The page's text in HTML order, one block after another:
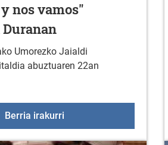
nos vamos"
Umorezko Jaialdi
abuztuaren 22an
Berria irakurri"La última y nos